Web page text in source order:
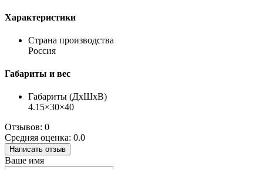
Характеристики
Страна производства
Россия
Габариты и вес
Габариты (ДхШхВ)
4.15×30×40
Отзывов: 0
Средняя оценка: 0.0
Написать отзыв
Ваше имя